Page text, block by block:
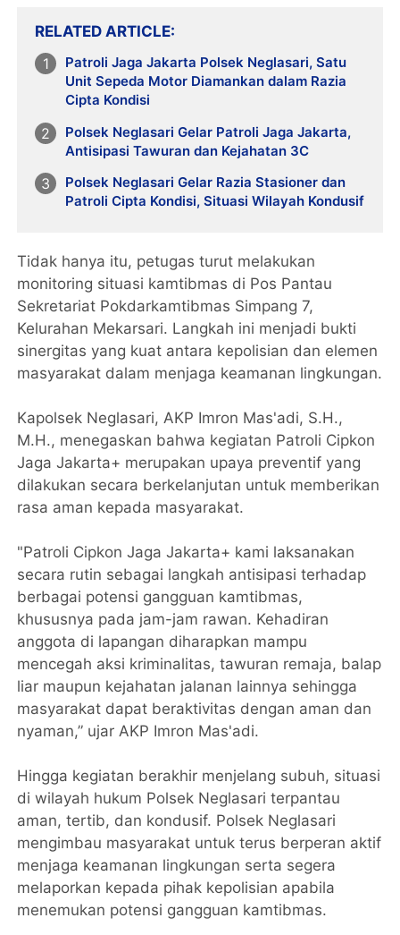
RELATED ARTICLE
Patroli Jaga Jakarta Polsek Neglasari, Satu
Unit Sepeda Motor Diamankan dalam Razia
Cipta Kondisi
Polsek Neglasari Gelar Patroli Jaga Jakarta,
Antisipasi Tawuran dan Kejahatan 3C
Polsek Neglasari Gelar Razia Stasioner dan
Patroli Cipta Kondisi, Situasi Wilayah Kondusif
Tidak hanya itu, petugas turut melakukan
monitoring situasi kamtibmas di Pos Pantau
Sekretariat Pokdarkamtibmas Simpang 7,
Kelurahan Mekarsari. Langkah ini menjadi bukti
sinergitas yang kuat antara kepolisian dan elemen
masyarakat dalam menjaga keamanan lingkungan.
Kapolsek Neglasari, AKP Imron Mas'adi, S.H.,
M.H., menegaskan bahwa kegiatan Patroli Cipkon
Jaga Jakarta+ merupakan upaya preventif yang
dilakukan secara berkelanjutan untuk memberikan
rasa aman kepada masyarakat.
"Patroli Cipkon Jaga Jakarta+ kami laksanakan
secara rutin sebagai langkah antisipasi terhadap
berbagai potensi gangguan kamtibmas,
khususnya pada jam-jam rawan. Kehadiran
anggota di lapangan diharapkan mampu
mencegah aksi kriminalitas, tawuran remaja, balap
liar maupun kejahatan jalanan lainnya sehingga
masyarakat dapat beraktivitas dengan aman dan
nyaman,” ujar AKP Imron Mas'adi.
Hingga kegiatan berakhir menjelang subuh, situasi
di wilayah hukum Polsek Neglasari terpantau
aman, tertib, dan kondusif. Polsek Neglasari
mengimbau masyarakat untuk terus berperan aktif
menjaga keamanan lingkungan serta segera
melaporkan kepada pihak kepolisian apabila
menemukan potensi gangguan kamtibmas.